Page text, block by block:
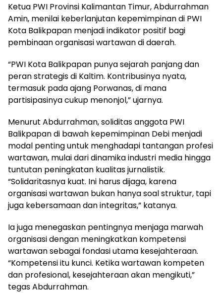
Ketua PWI Provinsi Kalimantan Timur, Abdurrahman
Amin, menilai keberlanjutan kepemimpinan di PWI
Kota Balikpapan menjadi indikator positif bagi
pembinaan organisasi wartawan di daerah.
“PWI Kota Balikpapan punya sejarah panjang dan
peran strategis di Kaltim. Kontribusinya nyata,
termasuk pada ajang Porwanas, di mana
partisipasinya cukup menonjol,” ujarnya.
Menurut Abdurrahman, soliditas anggota PWI
Balikpapan di bawah kepemimpinan Debi menjadi
modal penting untuk menghadapi tantangan profesi
wartawan, mulai dari dinamika industri media hingga
tuntutan peningkatan kualitas jurnalistik.
“Solidaritasnya kuat. Ini harus dijaga, karena
organisasi wartawan bukan hanya soal struktur, tapi
juga kebersamaan dan integritas,” katanya.
Ia juga menegaskan pentingnya menjaga marwah
organisasi dengan meningkatkan kompetensi
wartawan sebagai fondasi utama kesejahteraan.
“Kompetensi itu kunci. Ketika wartawan kompeten
dan profesional, kesejahteraan akan mengikuti,”
tegas Abdurrahman.